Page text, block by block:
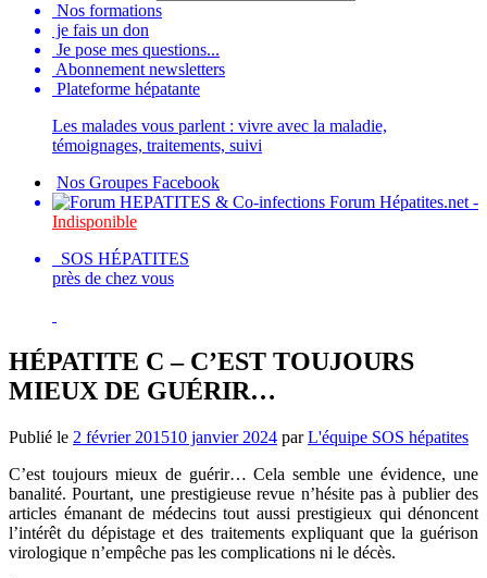
Nos formations
je fais un don
Je pose mes questions...
Abonnement newsletters
Plateforme hépatante
Les malades vous parlent : vivre avec la maladie,
témoignages, traitements, suivi
Nos Groupes Facebook
Forum Hépatites.net -
Indisponible
SOS HÉPATITES
près de chez vous
HÉPATITE C – C’EST TOUJOURS
MIEUX DE GUÉRIR…
Publié le 2 février 201510 janvier 2024 parL'équipe SOS hépatites
C’est toujours mieux de guérir… Cela semble une évidence, une
banalité. Pourtant, une prestigieuse revue n’hésite pas à publier des
articles émanant de médecins tout aussi prestigieux qui dénoncent
l’intérêt du dépistage et des traitements expliquant que la guérison
virologique n’empêche pas les complications ni le décès.